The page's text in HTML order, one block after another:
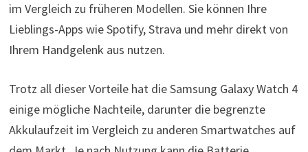
im Vergleich zu früheren Modellen. Sie können Ihre
Lieblings-Apps wie Spotify, Strava und mehr direkt von
Ihrem Handgelenk aus nutzen.
Trotz all dieser Vorteile hat die Samsung Galaxy Watch 4
einige mögliche Nachteile, darunter die begrenzte
Akkulaufzeit im Vergleich zu anderen Smartwatches auf